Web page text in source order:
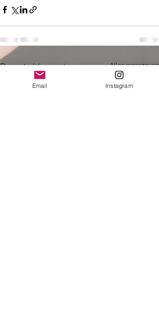
Recente blogposts Alles weergeven
Email Instagram